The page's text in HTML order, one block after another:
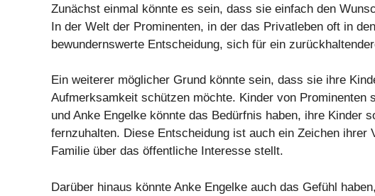
Zunächst einmal könnte es sein, dass sie einfach den
In der Welt der Prominenten, in der das Privatleben oft in
bewundernswerte Entscheidung, sich für ein
Ein weiterer möglicher Grund könnte sein, dass sie ihre
Aufmerksamkeit schützen möchte. Kinder von Prominenten
und Anke Engelke könnte das Bedürfnis haben, ihre Kinder
fernzuhalten. Diese Entscheidung ist auch ein Zeichen ihrer
Familie über das öffentliche Interesse stellt.
Darüber hinaus könnte Anke Engelke auch das Gefühl